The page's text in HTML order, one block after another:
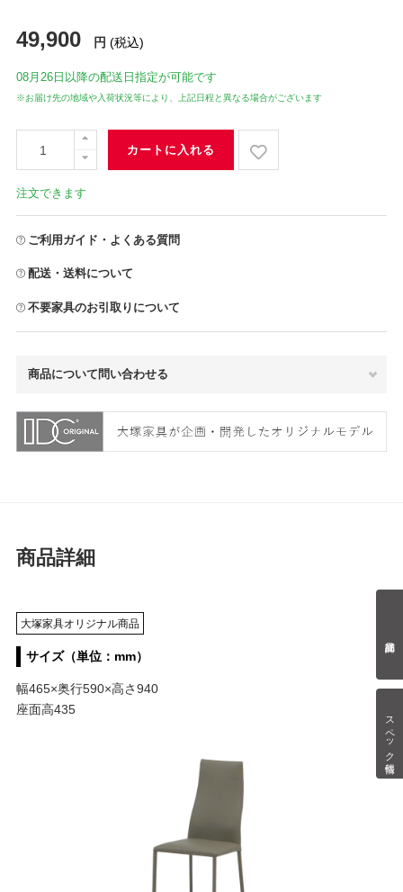
スペック情報
49,900 円 (税込)
08月26日 以降の配送日指定が可能です
※お届け先の地域や入荷状況等により、上記日程と異なる場合がございます
カートに入れる
注文できます
ご利用ガイド・よくある質問
配送・送料について
不要家具のお引取りについて
商品について問い合わせる
商品詳細
大塚家具オリジナル商品
サイズ（単位：mm）
幅465×奥行590×高さ940
座面高435